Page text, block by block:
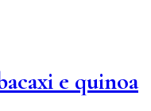
e quinoa